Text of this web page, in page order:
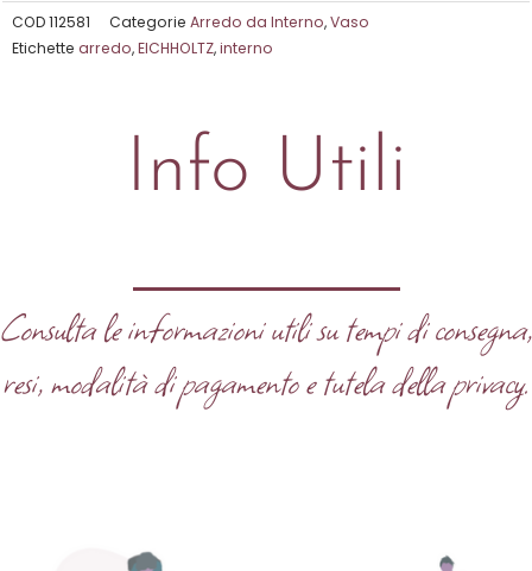
5
COD112581 Categorie Arredo da Interno,Vaso
Etichette arredo,EICHHOLTZ,interno
Info Utili
Consulta le informazioni utili su tempi di consegna,
resi, modalità di pagamento e tutela della privacy.